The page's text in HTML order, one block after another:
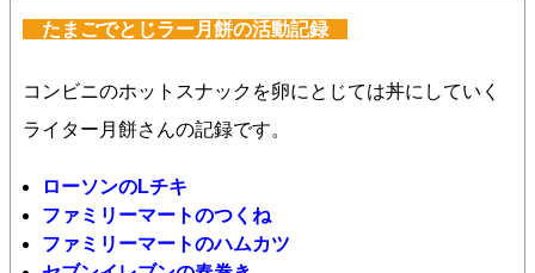
たまごでとじラー月餅の活動記録
コンビニのホットスナックを卵にとじては丼にしていく
ライター月餅さんの記録です。
ローソンのLチキ
ファミリーマートのつくね
ファミリーマートのハムカツ